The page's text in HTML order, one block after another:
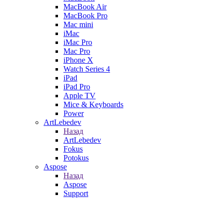
MacBook Air
MacBook Pro
Mac mini
iMac
iMac Pro
Mac Pro
iPhone X
Watch Series 4
iPad
iPad Pro
Apple TV
Mice & Keyboards
Power
ArtLebedev
Назад
ArtLebedev
Fokus
Potokus
Aspose
Назад
Aspose
Support